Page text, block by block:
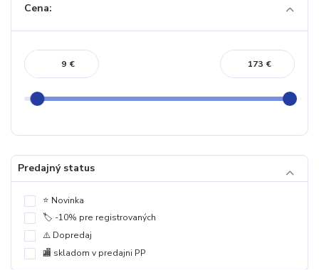
Cena:
€ €
Predajný status
⭐️ Novinka
🏷️ -10% pre registrovaných
⚠️ Dopredaj
🏬 skladom v predajni PP